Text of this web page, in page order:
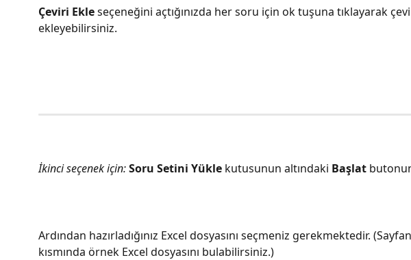
Çeviri Ekle seçeneğini açtığınızda her soru için ok tuşuna tıklayarak
ekleyebilirsiniz.
İkinci seçenek için:Soru Setini Yükle kutusunun altındaki Başlat
Ardından hazırladığınız Excel dosyasını seçmeniz gerekmektedir.
kısmında örnek Excel dosyasını bulabilirsiniz.)